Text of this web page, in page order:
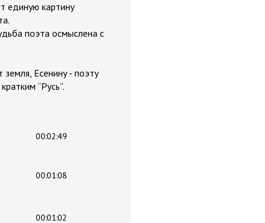
единую картину
поэта осмыслена с
Есенину - поэту
“Русь”.
00:02:49
00:01:08
00:01:02